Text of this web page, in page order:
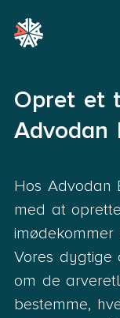
Opret et
Advodan
Hos Advodan
med at
Vores dygtige
om de
bestemme,